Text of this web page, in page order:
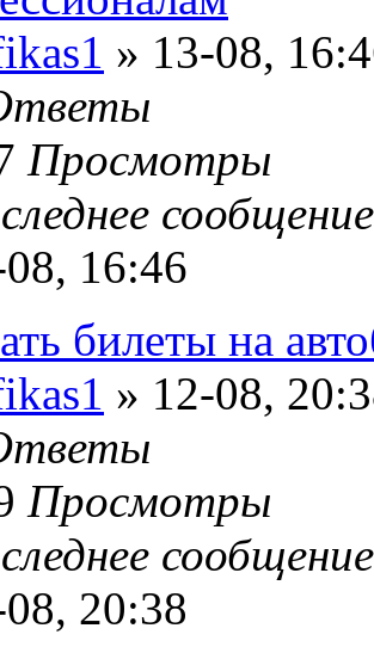
» 13-08,
Просмотры
16:46
билеты на
» 12-08,
Просмотры
20:38